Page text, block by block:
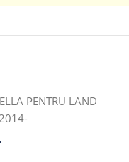
PENTRU LAND